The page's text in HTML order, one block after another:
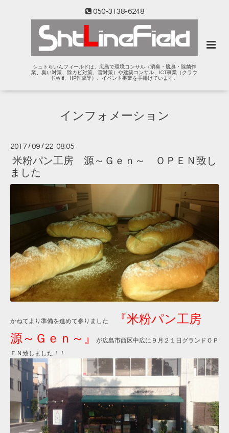
050-3138-6248
シュトらいんフィールドは、広島で環境コンサル（消臭・脱臭・除菌作
業、臭い対策、除カビ対策、雷対策）や建築コンサル、ICT事業（クラウ
ドWifi、HP作成等）、イベント事業を手掛けています。
インフォメーション
2017 /09 / 22 08:05
米粉パン工房 源～Ｇｅｎ～ ＯＰＥＮ致し
ました
かねてより準備を進めて参りました
『米粉パン工房
源～Ｇｅｎ～』
が広島市西区中広に９月２１日グランドＯＰ
ＥＮ致しました！！